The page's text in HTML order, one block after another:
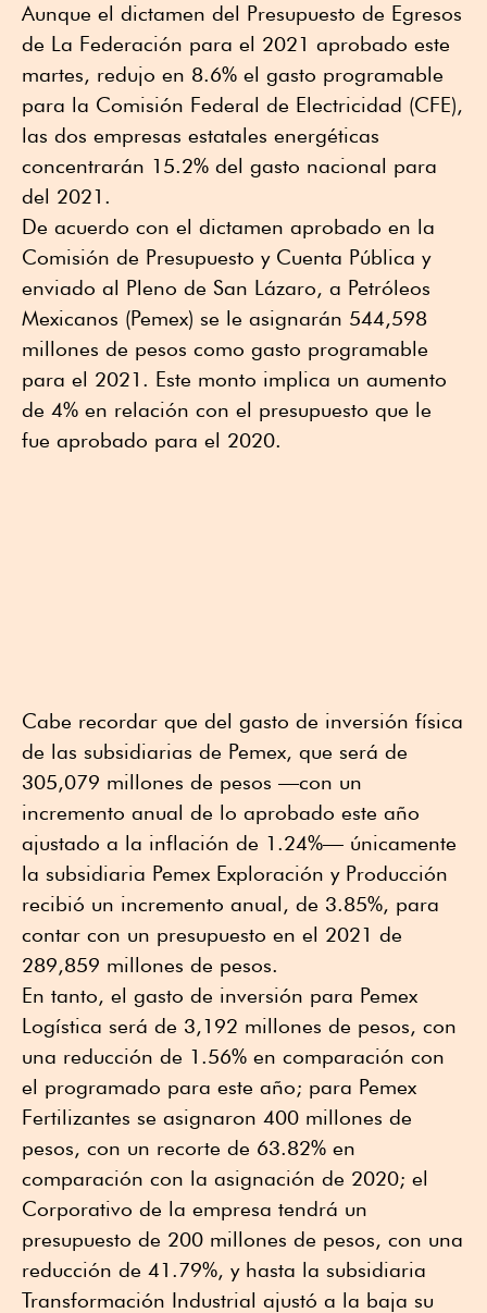
Aunque el dictamen del Presupuesto de Egresos
de La Federación para el 2021 aprobado este
martes, redujo en 8.6% el gasto programable
para la Comisión Federal de Electricidad (CFE),
las dos empresas estatales energéticas
concentrarán 15.2% del gasto nacional para
del 2021.
De acuerdo con el dictamen aprobado en la
Comisión de Presupuesto y Cuenta Pública y
enviado al Pleno de San Lázaro, a Petróleos
Mexicanos (Pemex) se le asignarán 544,598
millones de pesos como gasto programable
para el 2021. Este monto implica un aumento
de 4% en relación con el presupuesto que le
fue aprobado para el 2020.
Cabe recordar que del gasto de inversión física
de las subsidiarias de Pemex, que será de
305,079 millones de pesos —con un
incremento anual de lo aprobado este año
ajustado a la inflación de 1.24%— únicamente
la subsidiaria Pemex Exploración y Producción
recibió un incremento anual, de 3.85%, para
contar con un presupuesto en el 2021 de
289,859 millones de pesos.
En tanto, el gasto de inversión para Pemex
Logística será de 3,192 millones de pesos, con
una reducción de 1.56% en comparación con
el programado para este año; para Pemex
Fertilizantes se asignaron 400 millones de
pesos, con un recorte de 63.82% en
comparación con la asignación de 2020; el
Corporativo de la empresa tendrá un
presupuesto de 200 millones de pesos, con una
reducción de 41.79%, y hasta la subsidiaria
Transformación Industrial ajustó a la baja su